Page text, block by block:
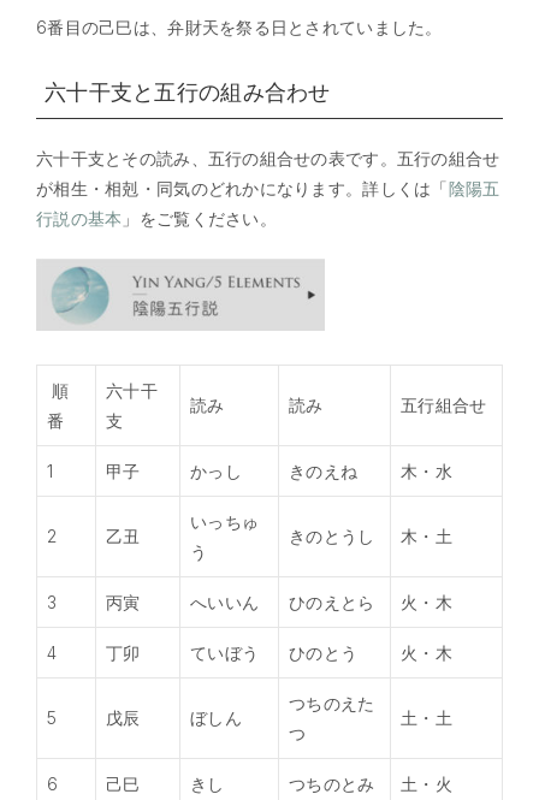
6番目の己巳は、弁財天を祭る日とされていました。
六十干支と五行の組み合わせ
六十干支とその読み、五行の組合せの表です。五行の組合せ
が相生・相剋・同気のどれかになります。詳しくは「陰陽五
行説の基本 」をご覧ください。
順
番
六十干
支
読み 読み 五行組合せ
1 甲子 かっし きのえね 木・水
2 乙丑
いっちゅ
う
きのとうし 木・土
3 丙寅 へいいん ひのえとら 火・木
4 丁卯 ていぼう ひのとう 火・木
5 戊辰 ぼしん
つちのえた
つ
土・土
6 己巳 きし つちのとみ 土・火